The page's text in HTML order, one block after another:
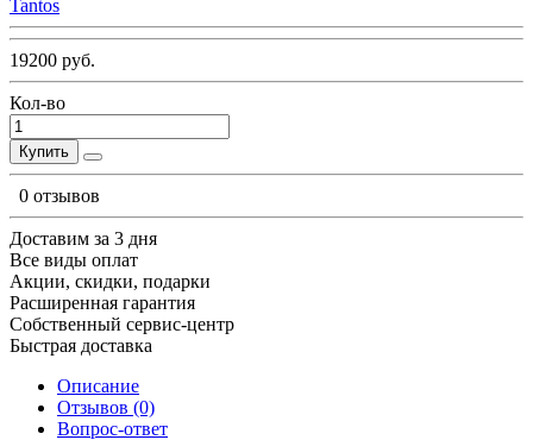
Tantos
19200 руб.
Кол-во
Купить
0 отзывов
Доставим за 3 дня
Все виды оплат
Акции, скидки, подарки
Расширенная гарантия
Собственный сервис-центр
Быстрая доставка
Описание
Отзывов (0)
Вопрос-ответ